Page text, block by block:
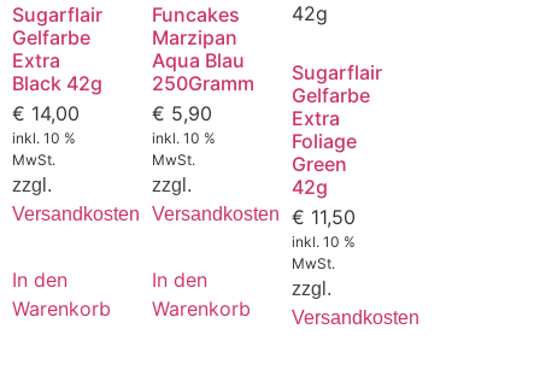
Sugarflair
Gelfarbe
Extra
Black 42g
€ 14,00
inkl. 10 %
MwSt.
zzgl.
Versandkosten
In den
Warenkorb
Funcakes
Marzipan
Aqua Blau
250Gramm
€ 5,90
inkl. 10 %
MwSt.
zzgl.
Versandkosten
In den
Warenkorb
Sugarflair
Gelfarbe
Extra
Foliage
Green
42g
€ 11,50
inkl. 10 %
MwSt.
zzgl.
Versandkosten